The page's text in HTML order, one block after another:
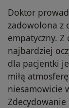
Doktor
zadowolona z
empatyczny.
najbardziej
dla pacjentki
miłą
niesamowicie
Zdecydowanie